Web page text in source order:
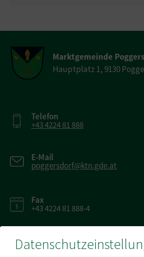
Marktgemeinde
Hauptplatz 1, 9130
Telefon
+43 4224 81 888
E-Mail
poggersdorf@ktn.gde.at
Fax
+43 4224 81 888-4